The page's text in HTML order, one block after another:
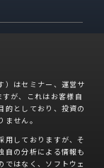
）はセミナー、運営サ
が、これはお客様自
的としており、投資の
せん。
用しておりますが、そ
自の分析による情報も
ではなく、ソフトウェ